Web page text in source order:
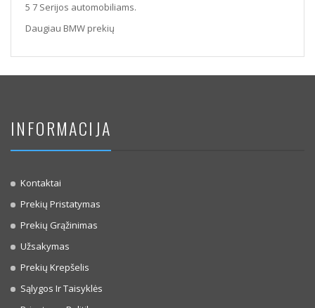
5 7 Serijos automobiliams.
Daugiau BMW prekių
INFORMACIJA
Kontaktai
Prekių Pristatymas
Prekių Grąžinimas
Užsakymas
Prekių Krepšelis
Sąlygos Ir Taisyklės